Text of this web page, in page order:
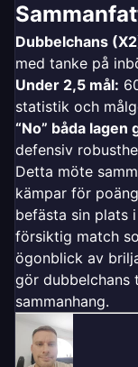
Dubbelchans
med tanke på
Under 2,5 mål:
statistik och
“No” båda lagen
defensiv
Detta möte
kämpar för
befästa sin plats
försiktig match
ögonblick av
gör dubbelchans
sammanhang.